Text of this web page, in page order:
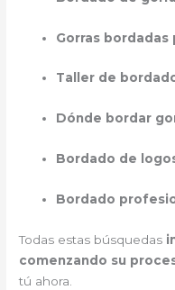
Gorras bordadas
Taller de
Dónde bordar
Bordado de
Bordado
Todas estas búsquedas
comenzando su
tú ahora.